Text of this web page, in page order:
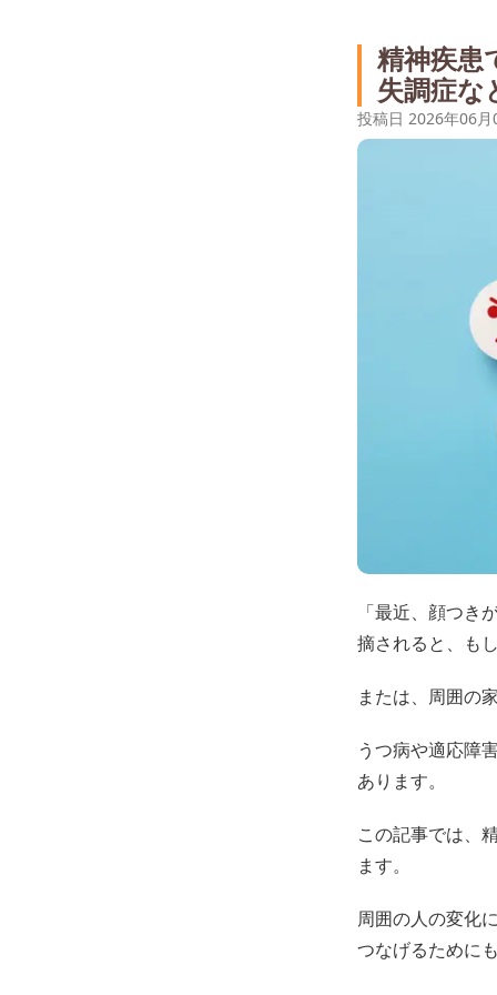
精神疾患
失調症な
投稿日 2026年06月
「最近、顔つき
摘されると、も
または、周囲の
うつ病や適応障
あります。
この記事では、
ます。
周囲の人の変化
つなげるために